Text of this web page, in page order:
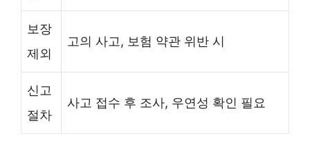
보장
제외
고의 사고, 보험 약관 위반 시
신고
절차
사고 접수 후 조사, 우연성 확인 필요